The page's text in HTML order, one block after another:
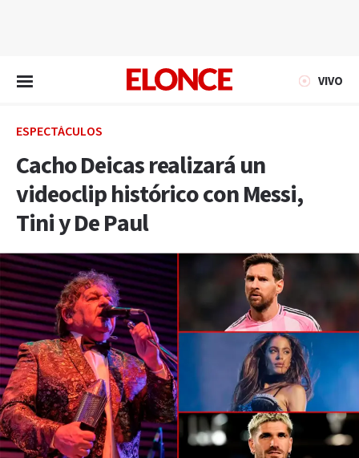
VIVO
ESPECTÁCULOS
Cacho Deicas realizará un
videoclip histórico con Messi,
Tini y De Paul